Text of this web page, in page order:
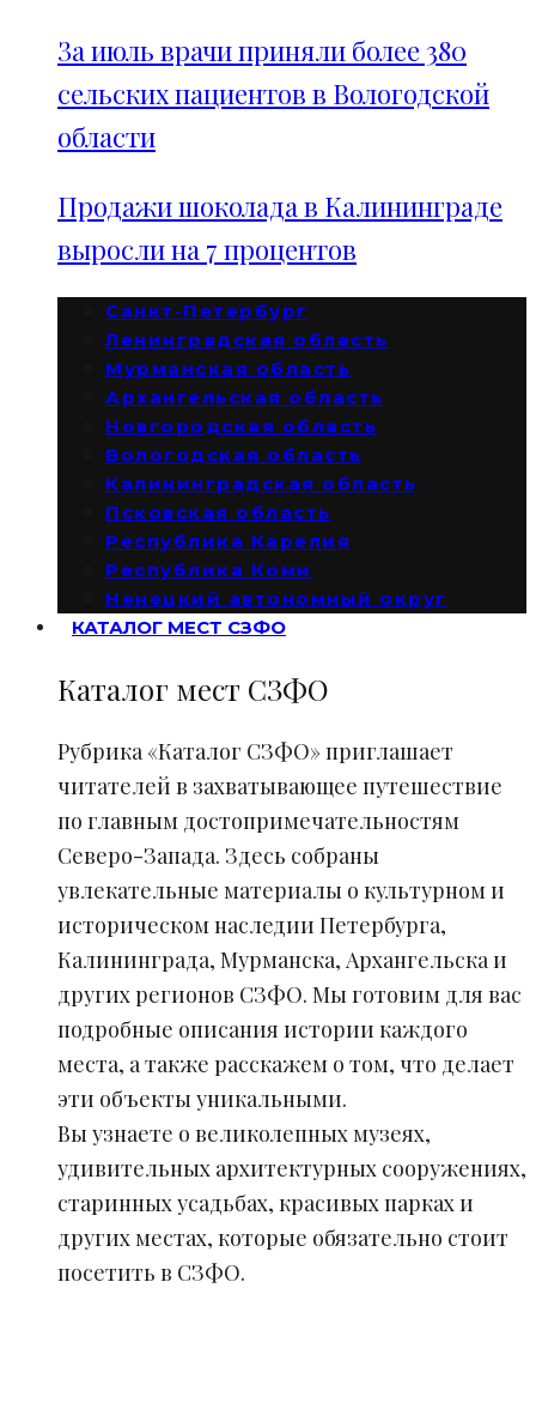
За июль врачи приняли более 380
сельских пациентов в Вологодской
области
Продажи шоколада в Калининграде
выросли на 7 процентов
Санкт-Петербург
Ленинградская область
Мурманская область
Архангельская область
Новгородская область
Вологодская область
Калининградская область
Псковская область
Республика Карелия
Республика Коми
Ненецкий автономный округ
КАТАЛОГ МЕСТ СЗФО
Каталог мест СЗФО
Рубрика «Каталог СЗФО» приглашает
читателей в захватывающее путешествие
по главным достопримечательностям
Северо-Запада. Здесь собраны
увлекательные материалы о культурном и
историческом наследии Петербурга,
Калининграда, Мурманска, Архангельска и
других регионов СЗФО. Мы готовим для вас
подробные описания истории каждого
места, а также расскажем о том, что делает
эти объекты уникальными.
Вы узнаете о великолепных музеях,
удивительных архитектурных сооружениях,
старинных усадьбах, красивых парках и
других местах, которые обязательно стоит
посетить в СЗФО.